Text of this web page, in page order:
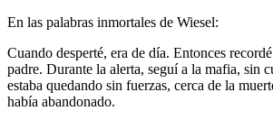
En las palabras inmortales de Wiesel:
Cuando desperté, era de día. Entonces
padre. Durante la alerta, seguí a la mafia, sin
estaba quedando sin fuerzas, cerca de la
había abandonado.